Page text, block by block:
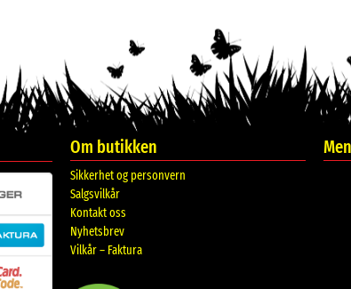
Om butikken
Sikkerhet og personvern
Salgsvilkår
Kontakt oss
Nyhetsbrev
Vilkår – Faktura